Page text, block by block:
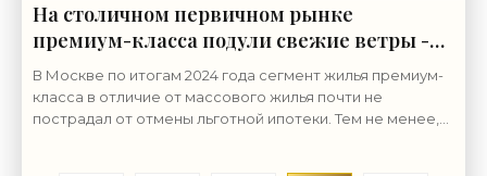
На столичном первичном рынке
премиум-класса подули свежие ветры -
«Недвижимость»
В Москве по итогам 2024 года сегмент жилья премиум-
класса в отличие от массового жилья почти не
пострадал от отмены льготной ипотеки. Тем не менее,